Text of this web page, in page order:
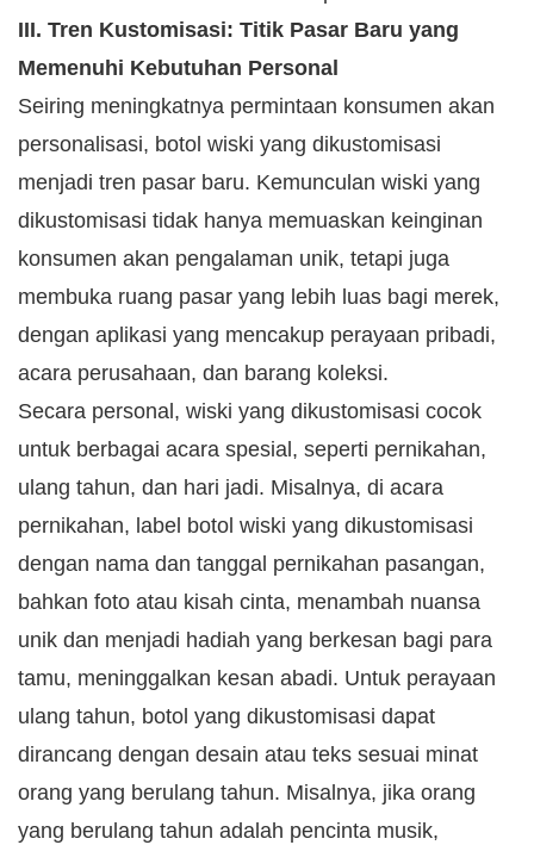
III. Tren Kustomisasi: Titik Pasar Baru yang
Memenuhi Kebutuhan Personal
Seiring meningkatnya permintaan konsumen akan
personalisasi, botol wiski yang dikustomisasi
menjadi tren pasar baru. Kemunculan wiski yang
dikustomisasi tidak hanya memuaskan keinginan
konsumen akan pengalaman unik, tetapi juga
membuka ruang pasar yang lebih luas bagi merek,
dengan aplikasi yang mencakup perayaan pribadi,
acara perusahaan, dan barang koleksi.
Secara personal, wiski yang dikustomisasi cocok
untuk berbagai acara spesial, seperti pernikahan,
ulang tahun, dan hari jadi. Misalnya, di acara
pernikahan, label botol wiski yang dikustomisasi
dengan nama dan tanggal pernikahan pasangan,
bahkan foto atau kisah cinta, menambah nuansa
unik dan menjadi hadiah yang berkesan bagi para
tamu, meninggalkan kesan abadi. Untuk perayaan
ulang tahun, botol yang dikustomisasi dapat
dirancang dengan desain atau teks sesuai minat
orang yang berulang tahun. Misalnya, jika orang
yang berulang tahun adalah pencinta musik,